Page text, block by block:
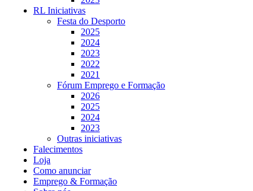
RL Iniciativas
Festa do Desporto
2025
2024
2023
2022
2021
Fórum Emprego e Formação
2026
2025
2024
2023
Outras iniciativas
Falecimentos
Loja
Como anunciar
Emprego & Formação